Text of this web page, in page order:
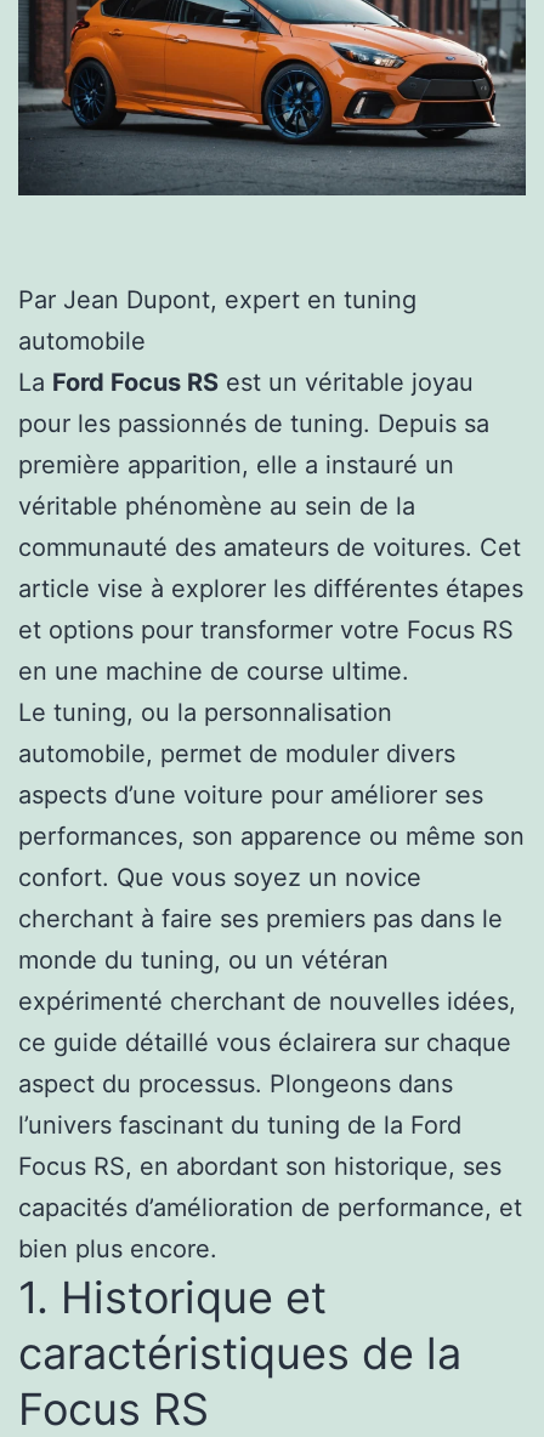
Par Jean Dupont, expert en tuning
automobile
La Ford Focus RS est un véritable joyau
pour les passionnés de tuning. Depuis sa
première apparition, elle a instauré un
véritable phénomène au sein de la
communauté des amateurs de voitures. Cet
article vise à explorer les différentes étapes
et options pour transformer votre Focus RS
en une machine de course ultime.
Le tuning, ou la personnalisation
automobile, permet de moduler divers
aspects d’une voiture pour améliorer ses
performances, son apparence ou même son
confort. Que vous soyez un novice
cherchant à faire ses premiers pas dans le
monde du tuning, ou un vétéran
expérimenté cherchant de nouvelles idées,
ce guide détaillé vous éclairera sur chaque
aspect du processus. Plongeons dans
l’univers fascinant du tuning de la Ford
Focus RS, en abordant son historique, ses
capacités d’amélioration de performance, et
bien plus encore.
1. Historique et
caractéristiques de la
Focus RS